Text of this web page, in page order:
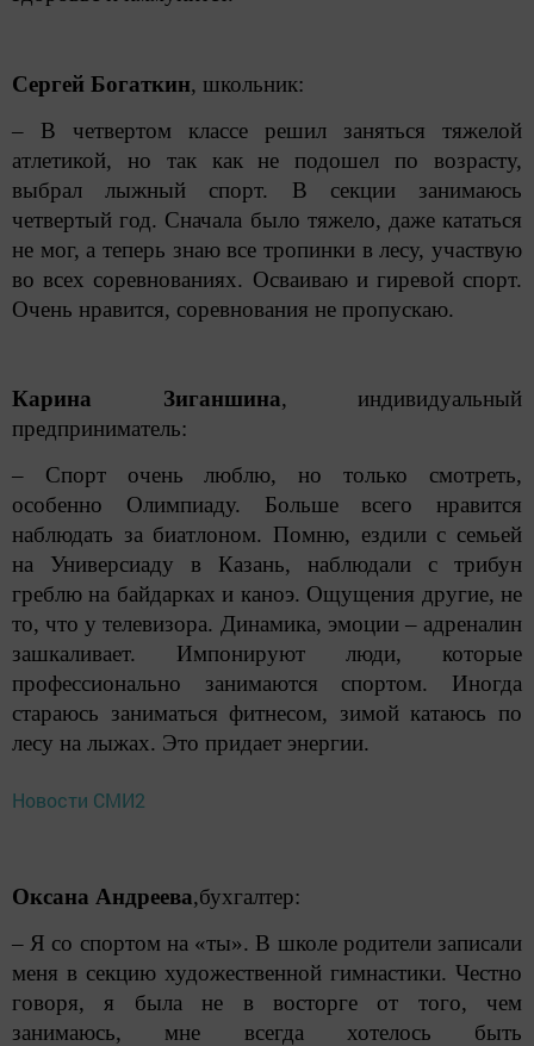
Сергей Богаткин, школьник:
– В четвертом классе решил заняться тяжелой
атлетикой, но так как не подошел по возрасту,
выбрал лыжный спорт. В секции занимаюсь
четвертый год. Сначала было тяжело, даже кататься
не мог, а теперь знаю все тропинки в лесу, участвую
во всех соревнованиях. Осваиваю и гиревой спорт.
Очень нравится, соревнования не пропускаю.
Карина Зиганшина, индивидуальный
предприниматель:
– Спорт очень люблю, но только смотреть,
особенно Олимпиаду. Больше всего нравится
наблюдать за биатлоном. Помню, ездили с семьей
на Универсиаду в Казань, наблюдали с трибун
греблю на байдарках и каноэ. Ощущения другие, не
то, что у телевизора. Динамика, эмоции – адреналин
зашкаливает. Импонируют люди, которые
профессионально занимаются спортом. Иногда
стараюсь заниматься фитнесом, зимой катаюсь по
лесу на лыжах. Это придает энергии.
Новости СМИ2
Оксана Андреева,бухгалтер:
– Я со спортом на «ты». В школе родители записали
меня в секцию художественной гимнастики. Честно
говоря, я была не в восторге от того, чем
занимаюсь, мне всегда хотелось быть